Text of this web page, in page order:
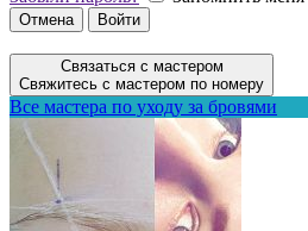
Отмена Войти
Связаться с мастером
Свяжитесь с мастером по номеру
Все мастера по уходу за бровями